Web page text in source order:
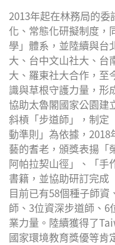
2013年起在林務局的
化、常態化研擬制度，
學」體系，並陸續與台
大、台中文山社大、台
大、羅東社大合作，至
識與草根守護力量，形
協助太魯閣國家公園建
斜槓「步道師」，制定
動準則」為依據，
藝的耆老，頒獎表揚「
阿帕拉契山徑」、「手
書籍，並協助研訂完成
目前已有58個種子師資
師、3位資深步道師、
業力量。陸續獲得了
國家環境教育獎優等肯